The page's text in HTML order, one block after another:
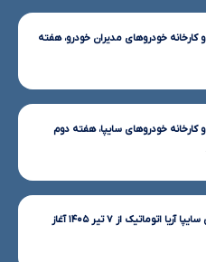
و کارخانه خودروهای مدیران خودرو، هفته
و کارخانه خودروهای سایپا، هفته دوم
پیش‌فروش سایپا آریا اتوماتیک از ۷ تیر ۱۴۰۵ آغاز